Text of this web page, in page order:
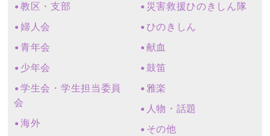
教区・支部
婦人会
青年会
少年会
学生会・学生担当委員
会
海外
災害救援ひのきしん隊
ひのきしん
献血
鼓笛
雅楽
人物・話題
その他